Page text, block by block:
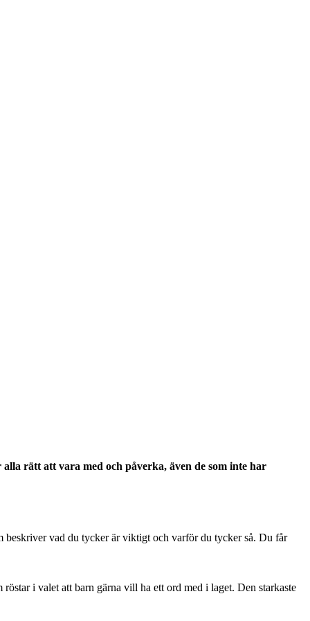
rätt att vara med och påverka, även de som inte har
beskriver vad du tycker är viktigt och varför du tycker så. Du får
i valet att barn gärna vill ha ett ord med i laget. Den starkaste